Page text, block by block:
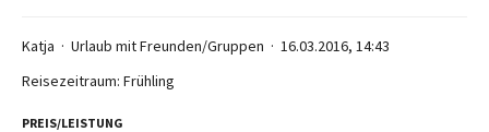
Katja Urlaub mit Freunden/Gruppen
16.03.2016, 14:43
Reisezeitraum: Frühling
PREIS/LEISTUNG